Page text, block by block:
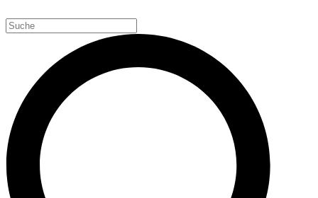
zum
Inhalt